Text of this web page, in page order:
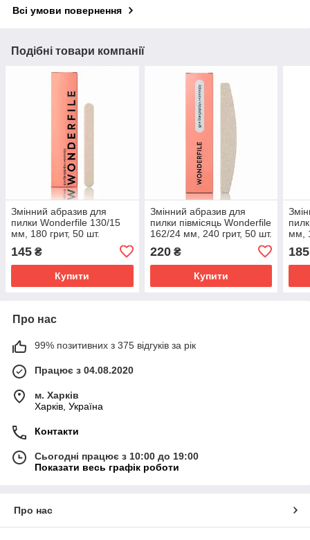
Всі умови повернення
Подібні товари компанії
Змінний абразив для
пилки Wonderfile 130/15
мм, 180 грит, 50 шт.
145 ₴
Купити
Змінний абразив для
пилки півмісяць Wonderfile
162/24 мм, 240 грит, 50 шт.
220₴
Купити
мм,
185
Про нас
99% позитивних з 375 відгуків за рік
Працює з 04.08.2020
м. Харків
Харків, Україна
Контакти
Сьогодні працює з 10:00 до 19:00
Показати весь графік роботи
Про нас